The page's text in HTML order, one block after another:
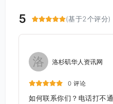
5 (基于2个评分)
洛 洛杉矶华人资讯网
0 评论
如何联系你们？电话打不通